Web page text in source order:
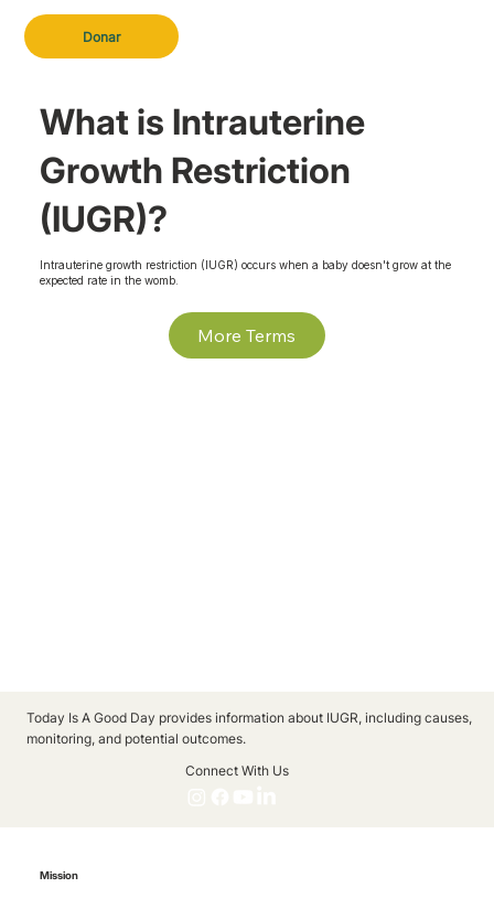
Donar
What is Intrauterine
Growth Restriction
(IUGR)?
Intrauterine growth restriction (IUGR) occurs when a baby doesn't grow at the
expected rate in the womb.
More Terms
Today Is A Good Day provides information about IUGR, including causes,
monitoring, and potential outcomes.
Connect With Us
Mission